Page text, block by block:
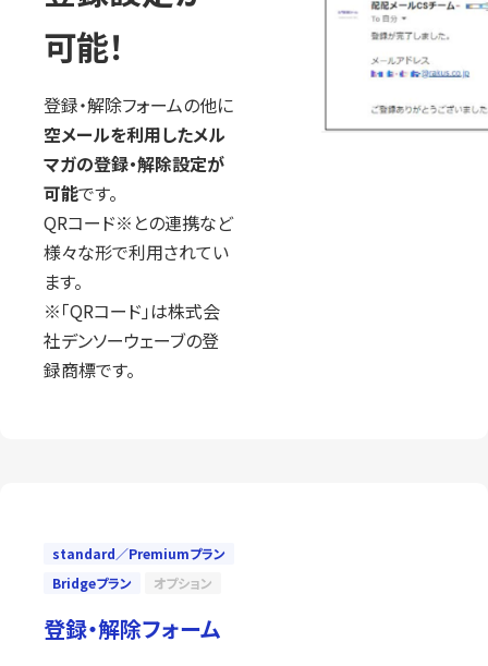
可能！
登録・解除フォームの他に
空メールを利用したメル
マガの登録・解除設定が
可能です。
QRコード※との連携など
様々な形で利用されてい
ます。
※「QRコード」は株式会
社デンソーウェーブの登
録商標です。
standard／Premiumプラン
Bridgeプラン
オプション
登録・解除フォーム